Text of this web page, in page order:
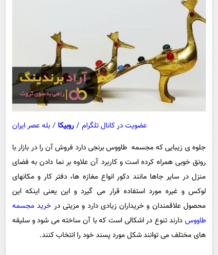
عضویت در کانال تلگرام / روبیکا / بله عصر ایران
جلوه‌ ی زیبایی که مجسمه طاووس برنجی دارد فروش آن را در بازار با
رونق خوبی همراه کرده است و کاربرد آن علاوه بر نما دادن به فضای
منزل در سایر جاها مانند دکور انواع مغازه ها، دفتر کار و مکانهای
لوکس و غیره مورد استفاده قرار می گیرد و این یعنی اینکه این
محصول علاقمندان و خریداران زیادی دارد و مزیتی در خرید مجسمه
طاووس دارند تنوع در اشکالی است که با آن ساخته می شود و سلیقه
های مختلف می توانند شکل مورد پسند خود را انتخاب کنند.